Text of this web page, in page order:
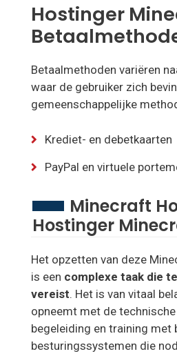
Hostinger
Betaalmethoden variëren
waar de gebruiker zich
gemeenschappelijke
Krediet- en debetkaarten
PayPal en virtuele
Minecraft
Hostinger
Het opzetten van deze
is een complexe taak die
vereist. Het is van vitaal
opneemt met de
begeleiding en training met
besturingssystemen die